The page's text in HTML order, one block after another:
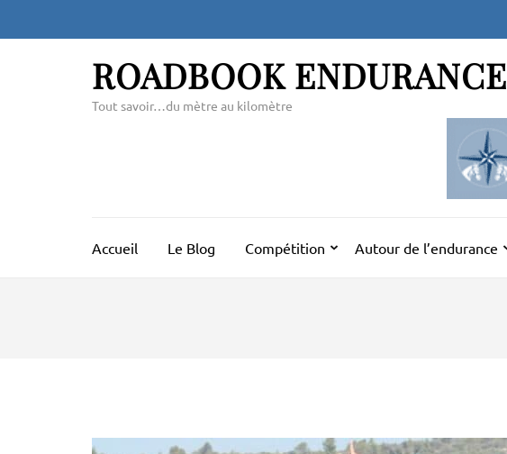
ROADBOOK ENDURANCE
Tout savoir…du mètre au kilomètre
Accueil Le Blog Compétition Autour de l’endurance